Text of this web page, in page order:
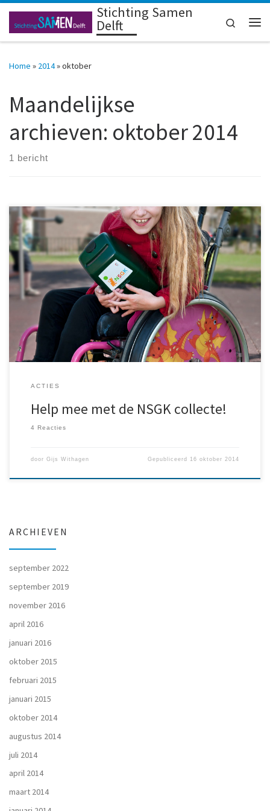
Ga naar inhoud Stichting Samen
Delft
Search
Home » 2014»oktober
Maandelijkse
archieven: oktober 2014
1 bericht
NSGK helpt kinderen met een handicap om, met hun beperking,
volwaardig mee te kunnen doen. En daar kun jij bij helpen. Met
slechts een paar uurtjes collecteren in de week van 10 t/m 15
november 2014, kun jij al een belangrijke bijdrage leveren.
Stichting Samen Delft heeft zich aangemeld als […]
ACTIES
Help mee met de NSGK collecte!
4 Reacties
door Gijs Withagen Gepubliceerd 16 oktober 2014
ARCHIEVEN
september 2022
september 2019
november 2016
april 2016
januari 2016
oktober 2015
februari 2015
januari 2015
oktober 2014
augustus 2014
juli 2014
april 2014
maart 2014